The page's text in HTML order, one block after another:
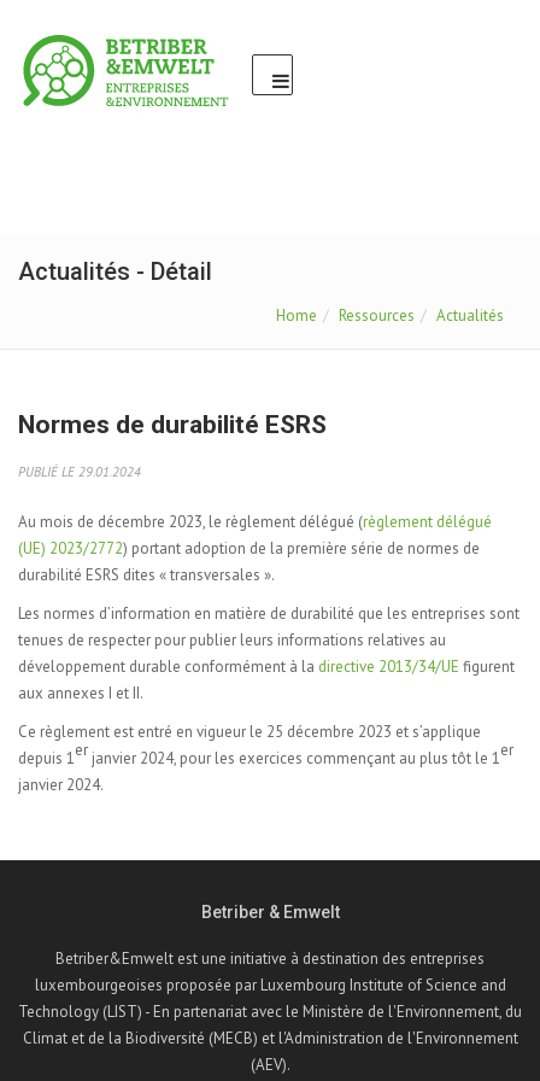
Actualités - Détail
Home Ressources Actualités
Normes de durabilité ESRS
PUBLIÉ LE 29.01.2024
Au mois de décembre 2023, le règlement délégué (règlement délégué
(UE) 2023/2772) portant adoption de la première série de normes de
durabilité ESRS dites « transversales ».
Les normes d’information en matière de durabilité que les entreprises sont
tenues de respecter pour publier leurs informations relatives au
développement durable conformément à la directive 2013/34/UE figurent
aux annexes I et II.
Ce règlement est entré en vigueur le 25 décembre 2023 et s’applique
depuis 1er janvier 2024, pour les exercices commençant au plus tôt le 1er
janvier 2024.
Betriber & Emwelt
Betriber&Emwelt est une initiative à destination des entreprises
luxembourgeoises proposée par Luxembourg Institute of Science and
Technology (LIST) - En partenariat avec le Ministère de l'Environnement, du
Climat et de la Biodiversité (MECB) et l'Administration de l'Environnement
(AEV).